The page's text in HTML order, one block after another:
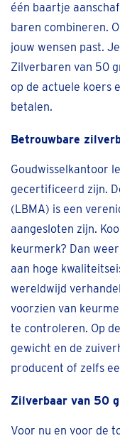
één baartje
baren combineren.
jouw wensen past.
Zilverbaren van 50
op de actuele koers
betalen.
Betrouwbare
Goudwisselkantoor
gecertificeerd zijn.
(LBMA) is een
aangesloten zijn.
keurmerk? Dan
aan hoge
wereldwijd
voorzien van
te controleren. Op
gewicht en de
producent of zelfs
Zilverbaar van 50
Voor nu en voor de